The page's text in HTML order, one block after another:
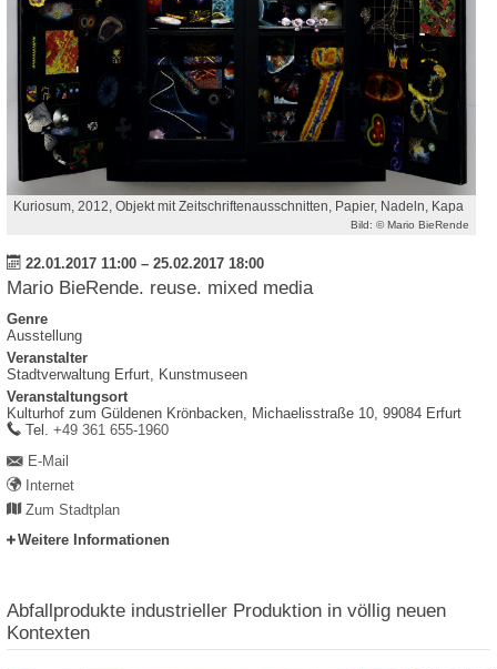
Kuriosum, 2012, Objekt mit Zeitschriftenausschnitten, Papier, Nadeln, Kapa
Bild: © Mario BieRende
22.01.2017 11:00 – 25.02.2017 18:00
Mario BieRende. reuse. mixed media
Genre
Ausstellung
Veranstalter
Stadtverwaltung Erfurt, Kunstmuseen
Veranstaltungsort
Kulturhof zum Güldenen Krönbacken, Michaelisstraße 10, 99084 Erfurt
work
Tel. +49 361 655-1960
E-Mail
Internet
Zum Stadtplan
Weitere Informationen
Abfallprodukte industrieller Produktion in völlig neuen
Kontexten